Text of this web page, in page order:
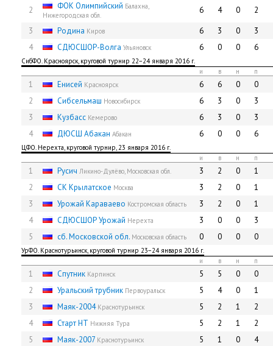
2
ФОК Олимпийский Балахна,
Нижегородская обл.
6 4 0
2
3
Родина Киров 6 3 0
3
4
СДЮCШОР-Волга Ульяновск 6 0 0 6
СибФО. Красноярск, круговой турнир 22−24 января 2016 г.
и
в н п
1 Енисей Красноярск 6 6 0
0
2
Сибсельмаш Новосибирск 6 3 0
3
3
Кузбасс Кемерово 6 3 0
3
4
ДЮСШ Абакан Абакан 6 0 0 6
ЦФО. Нерехта, круговой турнир, 23 января 2016 г.
и
в н п
1 Русич Ликино-Дулёво, Московская обл. 3 2 0
1
2
СК Крылатское Москва 3 2 0
1
3
Урожай Караваево Костромская область 3 2 0
1
4
СДЮСШОР Урожай Нерехта 3 0 0
3
5
сб. Московской обл. Московская область 0 0 0 0
УрФО. Краснотурьинск, круговой турнир 23−24 января 2016 г.
и
в н п
1 Спутник Карпинск 5 5 0
0
2
Уральский трубник Первоуральск 5 4 0
1
3
Маяк-2004 Краснотурьинск 5 2 1
2
4
Старт НТ Нижняя Тура 5 2 1
2
5
Маяк-2007 Краснотурьинск 5 1 0
4